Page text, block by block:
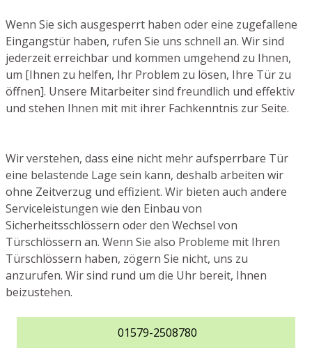
Wenn Sie sich ausgesperrt haben oder eine zugefallene
Eingangstür haben, rufen Sie uns schnell an. Wir sind
jederzeit erreichbar und kommen umgehend zu Ihnen,
um [Ihnen zu helfen, Ihr Problem zu lösen, Ihre Tür zu
öffnen]. Unsere Mitarbeiter sind freundlich und effektiv
und stehen Ihnen mit mit ihrer Fachkenntnis zur Seite.
Wir verstehen, dass eine nicht mehr aufsperrbare Tür
eine belastende Lage sein kann, deshalb arbeiten wir
ohne Zeitverzug und effizient. Wir bieten auch andere
Serviceleistungen wie den Einbau von
Sicherheitsschlössern oder den Wechsel von
Türschlössern an. Wenn Sie also Probleme mit Ihren
Türschlössern haben, zögern Sie nicht, uns zu
anzurufen. Wir sind rund um die Uhr bereit, Ihnen
beizustehen.
01579-2508780